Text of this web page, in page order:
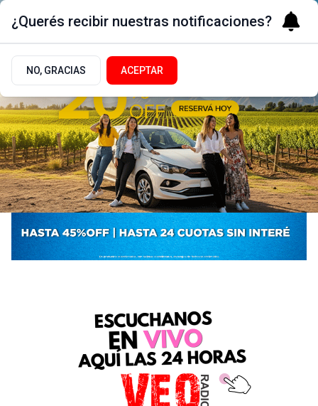
¿Querés recibir nuestras notificaciones?
NO, GRACIAS ACEPTAR